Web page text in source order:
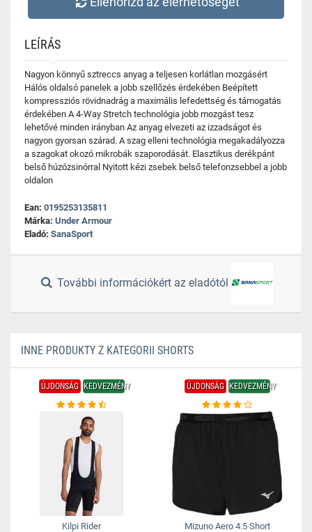
LEÍRÁS
Nagyon könnyű sztreccs anyag a teljesen korlátlan mozgásért
Hálós oldalsó panelek a jobb szellőzés érdekében Beépített
kompressziós rövidnadrág a maximális lefedettség és támogatás
érdekében A 4-Way Stretch technológia jobb mozgást tesz
lehetővé minden irányban Az anyag elvezeti az izzadságot és
nagyon gyorsan szárad. A szag elleni technológia megakadályozza
a szagokat okozó mikrobák szaporodását. Elasztikus derékpánt
belső húzózsinórral Nyitott kézi zsebek belső telefonzsebbel a jobb
oldalon
Ean: 0195253135811
Márka: Under Armour
Eladó: SanaSport
További információkért az eladótól
INNE PRODUKTY Z KATEGORII SHORTS
ÚJDONSÁG KEDVEZMÉNY
Kilpi Rider
ÚJDONSÁG KEDVEZMÉNY
Mizuno Aero 4.5 Short